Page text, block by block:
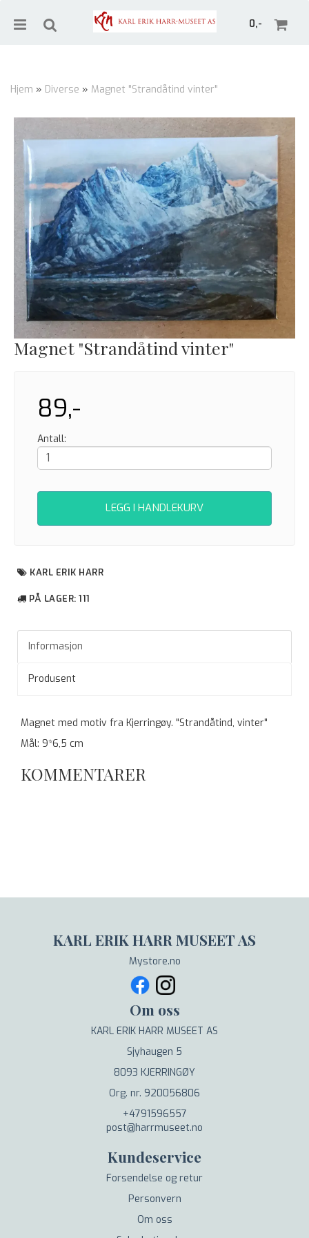
0,-
Hjem » Diverse » Magnet "Strandåtind vinter"
Magnet "Strandåtind vinter"
89,-
Antall:
LEGG I HANDLEKURV
KARL ERIK HARR
PÅ LAGER: 111
Informasjon
Produsent
Magnet med motiv fra Kjerringøy. "Strandåtind, vinter"
Mål: 9*6,5 cm
KOMMENTARER
KARL ERIK HARR MUSEET AS
Mystore.no
Om oss
KARL ERIK HARR MUSEET AS
Sjyhaugen 5
8093 KJERRINGØY
Org. nr. 920056806
+4791596557
post@harrmuseet.no
Kundeservice
Forsendelse og retur
Personvern
Om oss